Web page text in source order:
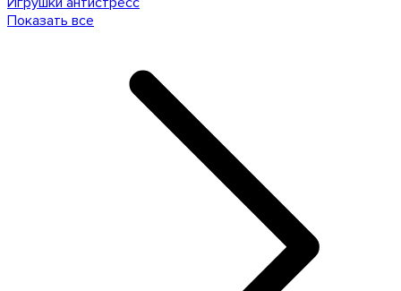
Показать все